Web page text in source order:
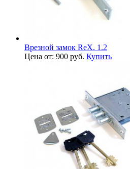
Врезной замок ReX. 1.2
Цена от: 900 руб. Купить